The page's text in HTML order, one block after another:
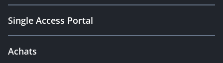
Single Access Portal
Achats